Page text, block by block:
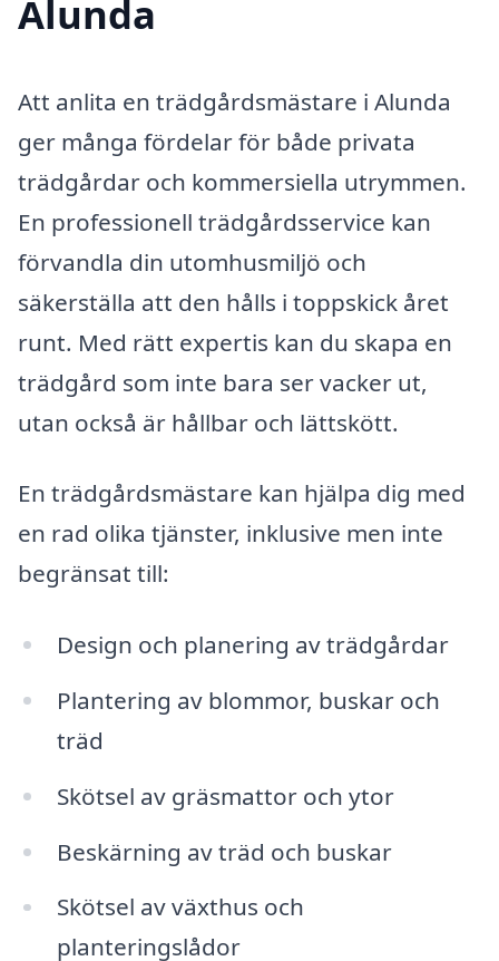
Alunda
Att anlita en trädgårdsmästare i Alunda
ger många fördelar för både privata
trädgårdar och kommersiella utrymmen.
En professionell trädgårdsservice kan
förvandla din utomhusmiljö och
säkerställa att den hålls i toppskick året
runt. Med rätt expertis kan du skapa en
trädgård som inte bara ser vacker ut,
utan också är hållbar och lättskött.
En trädgårdsmästare kan hjälpa dig med
en rad olika tjänster, inklusive men inte
begränsat till:
Design och planering av trädgårdar
Plantering av blommor, buskar och
träd
Skötsel av gräsmattor och ytor
Beskärning av träd och buskar
Skötsel av växthus och
planteringslådor